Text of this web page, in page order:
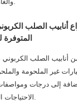
أنابيب الصلب
المتوفرة
الصلب الكربوني
غير الملحومة
إلى درجات